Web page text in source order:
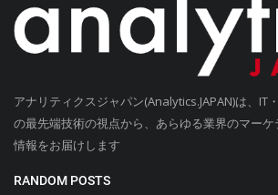
アナリティクスジャパン(Analytics.JAPAN)は、IT
の最先端技術の視点から、あらゆる業界のマー
情報をお届けします
RANDOM POSTS